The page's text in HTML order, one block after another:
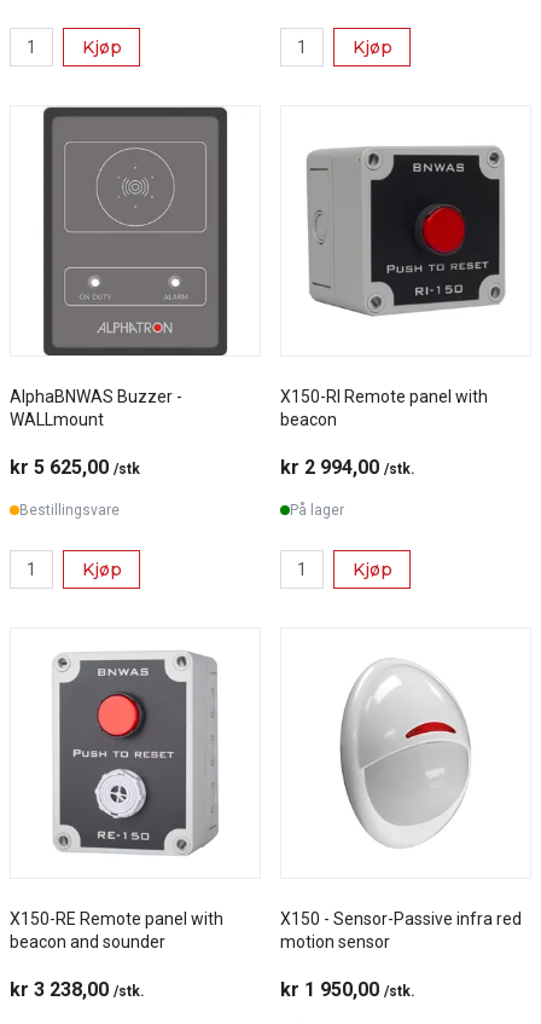
Kjøp Kjøp
AlphaBNWAS Buzzer -
WALLmount
kr 5 625,00 /stk
Bestillingsvare
Kjøp
X150-RI Remote panel with
beacon
kr 2 994,00 /stk.
På lager
Kjøp
X150-RE Remote panel with
beacon and sounder
kr 3 238,00 /stk.
X150 - Sensor-Passive infra red
motion sensor
kr 1 950,00 /stk.